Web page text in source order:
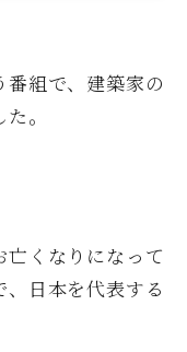
組で、建築家の
。
くなりになって
日本を代表する